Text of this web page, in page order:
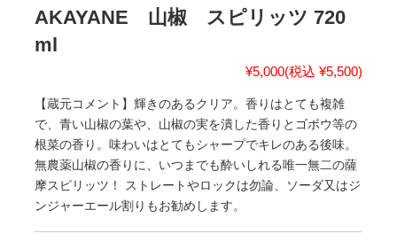
AKAYANE 山椒 スピリッツ 720
ml
¥5,000(税込 ¥5,500)
【蔵元コメント】輝きのあるクリア。香りはとても複雑
で、青い山椒の葉や、山椒の実を潰した香りとゴボウ等の
根菜の香り。味わいはとてもシャープでキレのある後味。
無農薬山椒の香りに、いつまでも酔いしれる唯一無二の薩
摩スピリッツ！ ストレートやロックは勿論、ソーダ又はジ
ンジャーエール割りもお勧めします。